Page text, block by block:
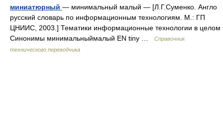
миниатюрный — минимальный малый — [Л.Г.Суменко. Англо
русский словарь по информационным технологиям. М.: ГП
ЦНИИС, 2003.] Тематики информационные технологии в целом
Синонимы минимальныймалый EN tiny …
Справочник
технического переводчика